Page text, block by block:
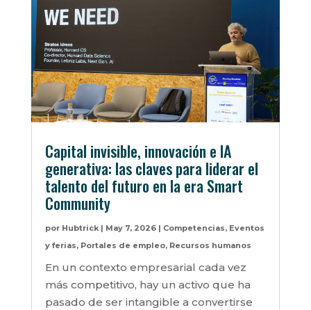
Capital invisible, innovación e IA
generativa: las claves para liderar el
talento del futuro en la era Smart
Community
por Hubtrick| May 7, 2026| Competencias, Eventos
y ferias, Portales de empleo, Recursos humanos
En un contexto empresarial cada vez
más competitivo, hay un activo que ha
pasado de ser intangible a convertirse